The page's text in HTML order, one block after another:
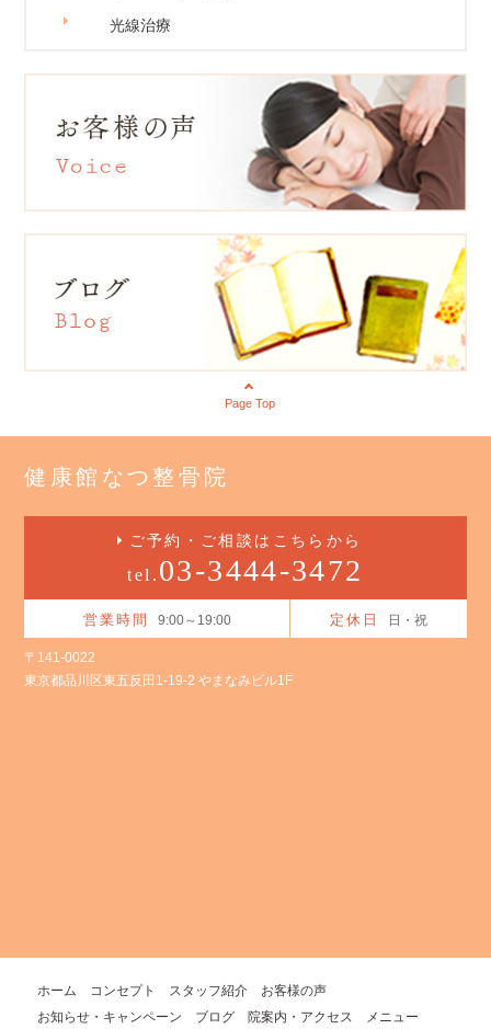
光線治療
Page Top
健康館なつ整骨院
ご予約・ご相談はこちらから
tel. 03-3444-3472
営業時間 9:00～19:00 定休日 日・祝
〒141-0022
東京都品川区東五反田1-19-2 やまなみビル1F
ホーム コンセプト スタッフ紹介
お客様の声
お知らせ・キャンペーン
ブログ 院案内・アクセス メニュー